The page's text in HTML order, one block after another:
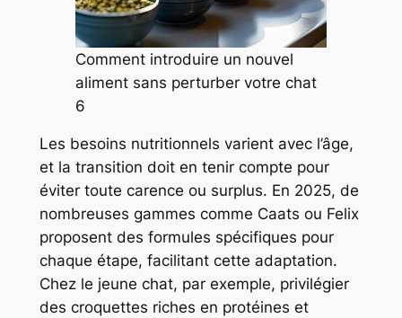
Comment introduire un nouvel
aliment sans perturber votre chat
6
Les besoins nutritionnels varient avec l’âge,
et la transition doit en tenir compte pour
éviter toute carence ou surplus. En 2025, de
nombreuses gammes comme Caats ou Felix
proposent des formules spécifiques pour
chaque étape, facilitant cette adaptation.
Chez le jeune chat, par exemple, privilégier
des croquettes riches en protéines et